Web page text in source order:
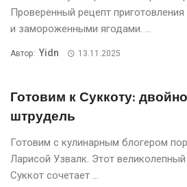
Проверенный рецепт
и замороженными ягодами. ...
Автор: Yidn 13.11.2025
Готовим к Суккоту:
штрудель
Готовим с кулинарным блогером
Ларисой Узвалк. Этот
Суккот сочетает ...